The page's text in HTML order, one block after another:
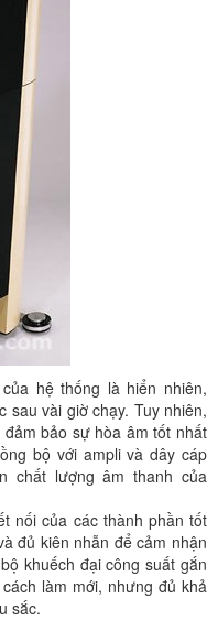
hệ thống là hiển nhiên,
sau vài giờ chạy. Tuy nhiên,
bảo sự hòa âm tốt nhất
bộ với ampli và dây cáp
chất lượng âm thanh của
nối của các thành phần tốt
đủ kiên nhẫn để cảm nhận
khuếch đại công suất gắn
làm mới, nhưng đủ khả
sắc.